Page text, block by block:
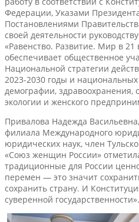
Федерации, Указами
Постановлениями
своей деятельности
«Равенство. Развитие. Мир в 21
обеспечивает общественное
Национальной стратегии
2023-2030 годы и национальных
демографии, здравоохранения,
экологии и женского
Привалова Надежда
филиала Международного
юридических наук, член
«Союз женщин России»
традиционные для России
перемен — это значит
сохранить страну. И
суверенной государственности».